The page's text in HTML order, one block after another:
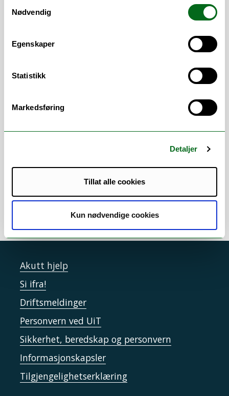
Nødvendig
Egenskaper
Statistikk
Markedsføring
Detaljer
Tillat alle cookies
Kun nødvendige cookies
Arbeidsområder
Tidsskrifter
arbeidsområder
Protetikk og bitt-funksjon
Konserverende
Akutt hjelp
Si ifra!
Driftsmeldinger
Personvern ved UiT
Sikkerhet, beredskap og personvern
Informasjonskapsler
Tilgjengelighetserklæring